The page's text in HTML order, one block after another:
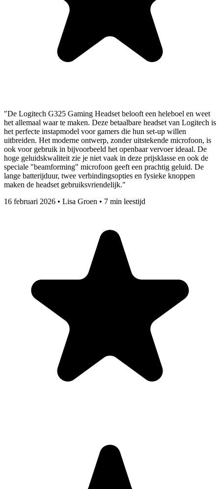
"De Logitech G325 Gaming Headset belooft een heleboel en weet
het allemaal waar te maken. Deze betaalbare headset van Logitech is
het perfecte instapmodel voor gamers die hun set-up willen
uitbreiden. Het moderne ontwerp, zonder uitstekende microfoon, is
ook voor gebruik in bijvoorbeeld het openbaar vervoer ideaal. De
hoge geluidskwaliteit zie je niet vaak in deze prijsklasse en ook de
speciale "beamforming" microfoon geeft een prachtig geluid. De
lange batterijduur, twee verbindingsopties en fysieke knoppen
maken de headset gebruiksvriendelijk."
16 februari 2026 • Lisa Groen • 7 min leestijd